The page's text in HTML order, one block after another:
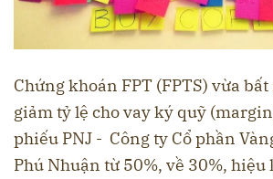
Chứng khoán FPT (FPTS) vừa
giảm tỷ lệ cho vay ký quỹ
phiếu PNJ - Công ty Cổ phần
Phú Nhuận từ 50%, về 30%, hiệu